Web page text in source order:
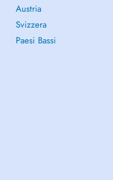
Austria
Svizzera
Paesi Bassi